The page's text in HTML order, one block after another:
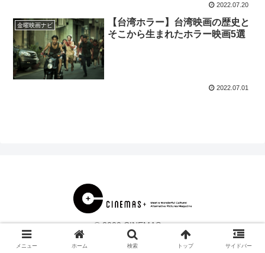
2022.07.20
金曜映画ナビ
【台湾ホラー】台湾映画の歴史と
そこから生まれたホラー映画5選
2022.07.01
© 2000 CINEMAS＋.
メニュー ホーム 検索 トップ サイドバー